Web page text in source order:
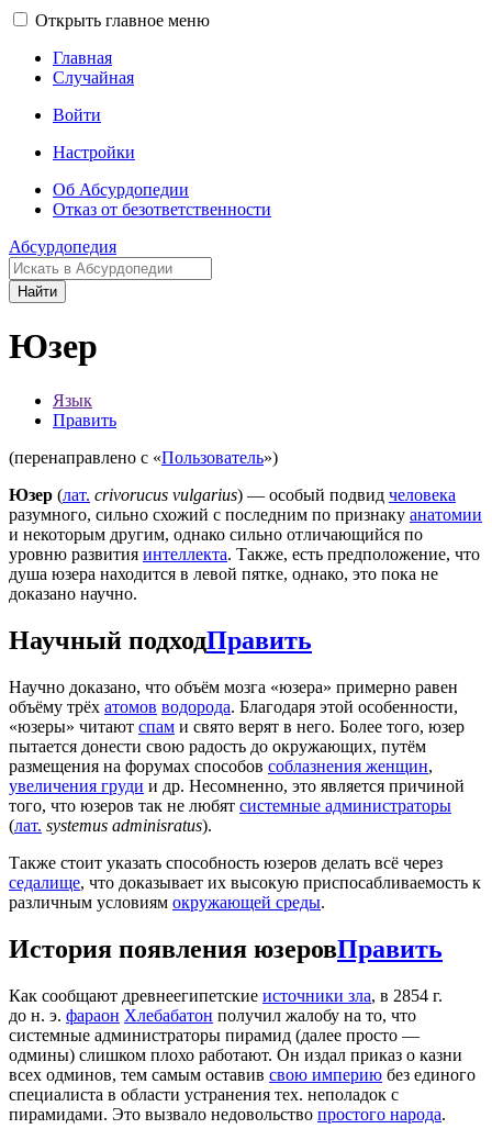
Открыть главное меню
Главная
Случайная
Войти
Настройки
Об Абсурдопедии
Отказ от безответственности
Абсурдопедия
Найти
Юзер
Язык
Править
(перенаправлено с «Пользователь»)
Юзер (лат. сrivoruсus vulgarius) — особый подвид человека
разумного, сильно схожий с последним по признаку анатомии
и некоторым другим, однако сильно отличающийся по
уровню развития интеллекта. Также, есть предположение, что
душа юзера находится в левой пятке, однако, это пока не
доказано научно.
Научный подходПравить
Научно доказано, что объём мозга «юзера» примерно равен
объёму трёх атомов водорода. Благодаря этой особенности,
«юзеры» читают спам и свято верят в него. Более того, юзер
пытается донести свою радость до окружающих, путём
размещения на форумах способов соблазнения женщин,
увеличения груди и др. Несомненно, это является причиной
того, что юзеров так не любят системные администраторы
(лат. systemus adminisratus).
Также стоит указать способность юзеров делать всё через
седалище, что доказывает их высокую приспосабливаемость к
различным условиям окружающей среды.
История появления юзеровПравить
Как сообщают древнеегипетские источники зла, в 2854 г.
до н. э. фараон Хлебабатон получил жалобу на то, что
системные администраторы пирамид (далее просто —
одмины) слишком плохо работают. Он издал приказ о казни
всех одминов, тем самым оставив свою империю без единого
специалиста в области устранения тех. неполадок с
пирамидами. Это вызвало недовольство простого народа.